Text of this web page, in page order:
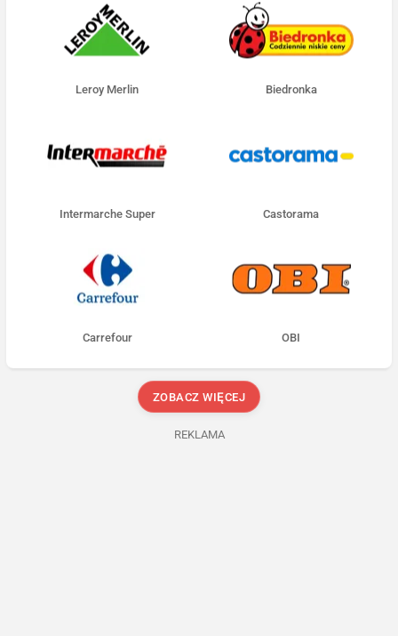
Leroy Merlin Biedronka
Intermarche Super Castorama
Carrefour OBI
ZOBACZ WIĘCEJ
REKLAMA